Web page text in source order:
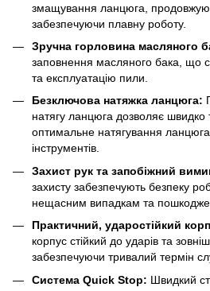
змащування ланцюга,
забезпечуючи плавну роботу.
Зручна горловина масляного
заповнення масляного бака, що
та експлуатацію пили.
Безключова натяжка ланцюга:
натягу ланцюга дозволяє швидко
оптимальне натягування
інструментів.
Захист рук та запобіжний
захисту забезпечують безпеку
нещасним випадкам та
Практичний, ударостійкий
корпус стійкий до ударів та
забезпечуючи тривалий термін
Система Quick Stop: Швидкий